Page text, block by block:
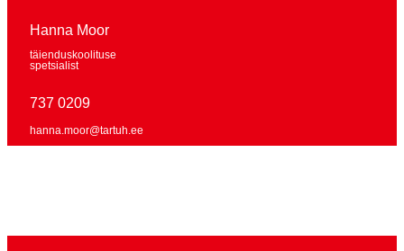
Hanna Moor
täienduskoolituse
spetsialist
737 0209
hanna.moor@tartuh.ee